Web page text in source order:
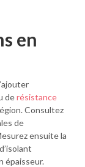
en
derésistance
Consultez
de
ensuite la
épaisseur.